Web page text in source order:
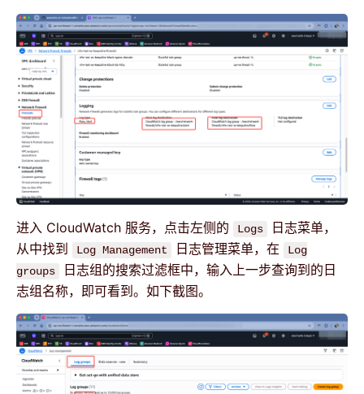
进入 CloudWatch 服务，点击左侧的 Logs
日志菜单，
从中找到
Log Management 日志管理菜单，在
Log
groups
日志组的搜索过滤框中，输入上一步查询到的日
志组名称，即可看到。如下截图。